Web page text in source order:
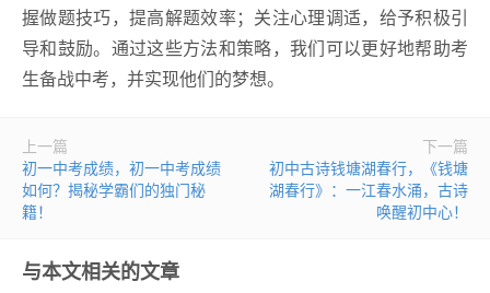
握做题技巧，提高解题效率；关注心理调适，给予积极引
导和鼓励。通过这些方法和策略，我们可以更好地帮助考
生备战中考，并实现他们的梦想。
上一篇
初一中考成绩，初一中考成绩
如何？揭秘学霸们的独门秘
籍！
下一篇
初中古诗钱塘湖春行，《钱塘
湖春行》：一江春水涌，古诗
唤醒初中心！
与本文相关的文章